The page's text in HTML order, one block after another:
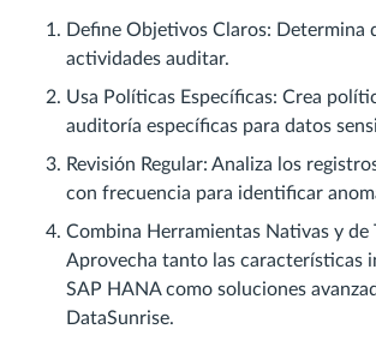
Define Objetivos Claros: Determina
actividades auditar.
Usa Políticas Específicas: Crea
auditoría específicas para datos
Revisión Regular: Analiza los
con frecuencia para identificar
Combina Herramientas Nativas y de
Aprovecha tanto las características
SAP HANA como soluciones
DataSunrise.